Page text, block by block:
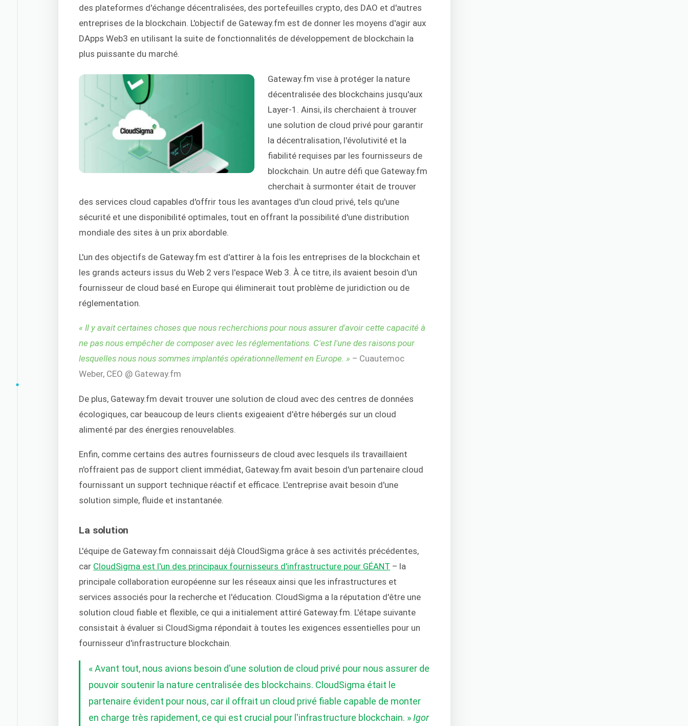
des plateformes d'échange décentralisées, des portefeuilles crypto, des DAO et d'autres
entreprises de la blockchain. L'objectif de Gateway.fm est de donner les moyens d'agir aux
DApps Web3 en utilisant la suite de fonctionnalités de développement de blockchain la
plus puissante du marché.
Gateway.fm vise à protéger la nature
décentralisée des blockchains jusqu'aux
Layer-1. Ainsi, ils cherchaient à trouver
une solution de cloud privé pour garantir
la décentralisation, l'évolutivité et la
fiabilité requises par les fournisseurs de
blockchain. Un autre défi que Gateway.fm
cherchait à surmonter était de trouver
des services cloud capables d'offrir tous les avantages d'un cloud privé, tels qu'une
sécurité et une disponibilité optimales, tout en offrant la possibilité d'une distribution
mondiale des sites à un prix abordable.
L'un des objectifs de Gateway.fm est d'attirer à la fois les entreprises de la blockchain et
les grands acteurs issus du Web 2 vers l'espace Web 3. À ce titre, ils avaient besoin d'un
fournisseur de cloud basé en Europe qui éliminerait tout problème de juridiction ou de
réglementation.
« Il y avait certaines choses que nous recherchions pour nous assurer d'avoir cette capacité à
ne pas nous empêcher de composer avec les réglementations. C'est l'une des raisons pour
lesquelles nous nous sommes implantés opérationnellement en Europe. » – Cuautemoc
Weber, CEO @ Gateway.fm
De plus, Gateway.fm devait trouver une solution de cloud avec des centres de données
écologiques, car beaucoup de leurs clients exigeaient d'être hébergés sur un cloud
alimenté par des énergies renouvelables.
Enfin, comme certains des autres fournisseurs de cloud avec lesquels ils travaillaient
n'offraient pas de support client immédiat, Gateway.fm avait besoin d'un partenaire cloud
fournissant un support technique réactif et efficace. L'entreprise avait besoin d'une
solution simple, fluide et instantanée.
La solution
L'équipe de Gateway.fm connaissait déjà CloudSigma grâce à ses activités précédentes,
car CloudSigma est l'un des principaux fournisseurs d'infrastructure pour GÉANT – la
principale collaboration européenne sur les réseaux ainsi que les infrastructures et
services associés pour la recherche et l'éducation. CloudSigma a la réputation d'être une
solution cloud fiable et flexible, ce qui a initialement attiré Gateway.fm. L'étape suivante
consistait à évaluer si CloudSigma répondait à toutes les exigences essentielles pour un
fournisseur d'infrastructure blockchain.
« Avant tout, nous avions besoin d'une solution de cloud privé pour nous assurer de
pouvoir soutenir la nature centralisée des blockchains. CloudSigma était le
partenaire évident pour nous, car il offrait un cloud privé fiable capable de monter
en charge très rapidement, ce qui est crucial pour l'infrastructure blockchain. »Igor